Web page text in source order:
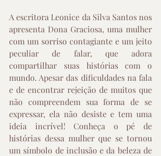
A escritora Leonice da Silva Santos nos
apresenta Dona Graciosa, uma mulher
com um sorriso contagiante e um jeito
peculiar de falar, que adora
compartilhar suas histórias com o
mundo. Apesar das dificuldades na fala
e de encontrar rejeição de muitos que
não compreendem sua forma de se
expressar, ela não desiste e tem uma
ideia incrível! Conheça o pé de
histórias dessa mulher que se tornou
um símbolo de inclusão e da beleza de